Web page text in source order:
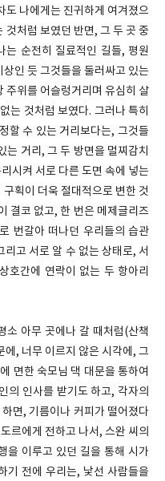
도 나에게는 진귀하게 여겨졌으
것처럼 보였던 반면, 그 두 곳 중
는 순전히 질료적인 길들, 평원
인 듯 그것들을 둘러싸고 있는
주위를 어슬렁거리며 유심히 살
는 것처럼 보였다. 그러나 특히
할 수 있는 거리보다는, 그것들
는 거리, 그 두 방면을 멀찌감치
시켜 서로 다른 도면 속에 넣는
획이 더욱 절대적으로 변한 것
결코 없고, 한 번은 메제글리즈
번갈아 떠나던 우리들의 습관
고 서로 알 수 없는 상태로, 서
호간에 연락이 없는 두 항아리
소 아무 곳에나 갈 때처럼(산책
에, 너무 이르지 않은 시각에, 그
면한 숙모님 댁 대문을 통하여
의 인사를 받기도 하고, 각자의
면, 기름이나 커피가 떨어졌다
르에게 전하고 나서, 스완 씨의
을 이루고 있던 길을 통해 시가
기 전에 우리는, 낯선 사람들을